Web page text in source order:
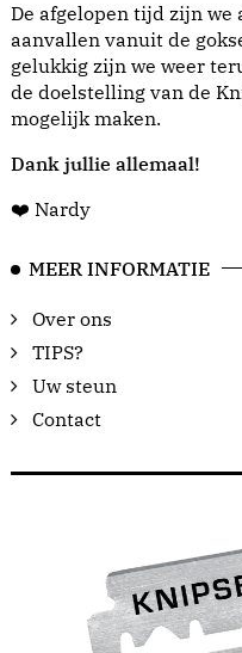
De afgelopen tijd zijn we
aanvallen vanuit de
gelukkig zijn we weer
de doelstelling van de
mogelijk maken.
Dank jullie allemaal!
❤️ Nardy
MEER INFORMATIE
Over ons
TIPS?
Uw steun
Contact